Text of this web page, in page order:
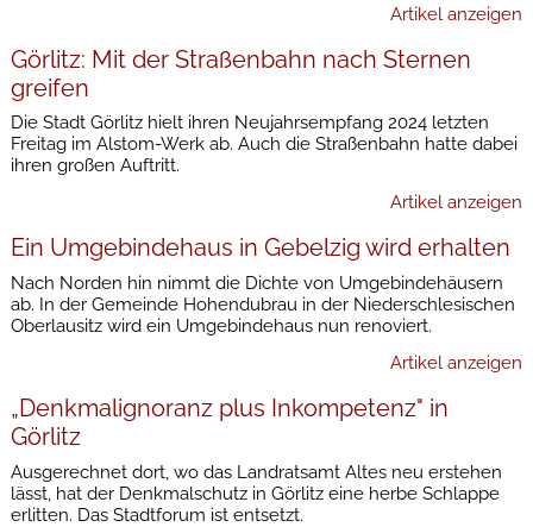
Artikel anzeigen
Görlitz: Mit der Straßenbahn nach Sternen
greifen
Die Stadt Görlitz hielt ihren Neujahrsempfang 2024 letzten
Freitag im Alstom-Werk ab. Auch die Straßenbahn hatte dabei
ihren großen Auftritt.
Artikel anzeigen
Ein Umgebindehaus in Gebelzig wird erhalten
Nach Norden hin nimmt die Dichte von Umgebindehäusern
ab. In der Gemeinde Hohendubrau in der Niederschlesischen
Oberlausitz wird ein Umgebindehaus nun renoviert.
Artikel anzeigen
„Denkmalignoranz plus Inkompetenz" in
Görlitz
Ausgerechnet dort, wo das Landratsamt Altes neu erstehen
lässt, hat der Denkmalschutz in Görlitz eine herbe Schlappe
erlitten. Das Stadtforum ist entsetzt.